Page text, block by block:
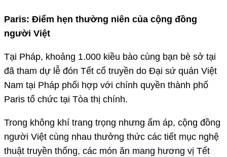
Paris: Điểm hẹn thường niên của cộng đồng
người Việt
Tại Pháp, khoảng 1.000 kiều bào cùng bạn bè sở tại
đã tham dự lễ đón Tết cổ truyền do Đại sứ quán Việt
Nam tại Pháp phối hợp với chính quyền thành phố
Paris tổ chức tại Tòa thị chính.
Trong không khí trang trọng nhưng ấm áp, cộng đồng
người Việt cùng nhau thưởng thức các tiết mục nghệ
thuật truyền thống, các món ăn mang hương vị Tết